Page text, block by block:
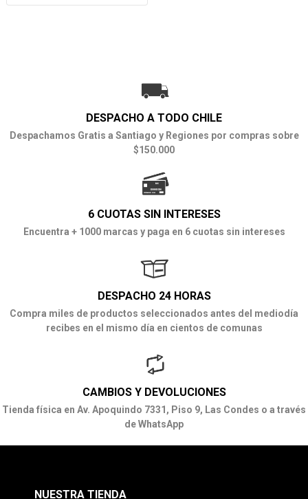
DESPACHO A TODO CHILE
Despachamos Gratis a Santiago y Regiones por compras sobre
$150.000
6 CUOTAS SIN INTERESES
Encuentra + 1000 marcas y paga en 6 cuotas sin intereses
DESPACHO 24 HORAS
Compra miles de productos seleccionados antes del mediodía
recibes en el mismo día en cientos de comunas
CAMBIOS Y DEVOLUCIONES
Tienda física en Av. Apoquindo 7331, Piso 9, Las Condes o a través
de WhatsApp
NUESTRA TIENDA